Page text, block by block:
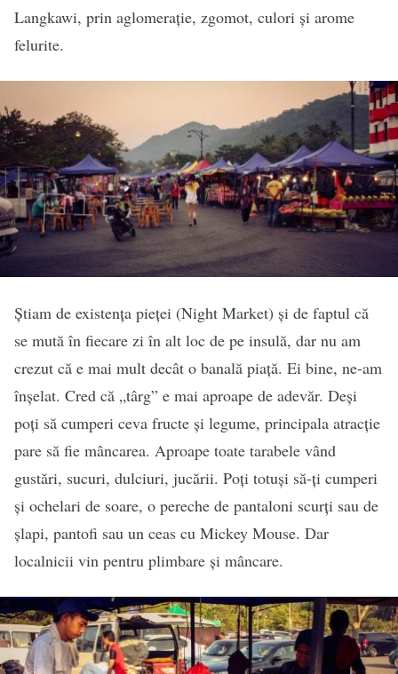
Langkawi, prin aglomerație, zgomot, culori și arome
felurite.
Știam de existența pieței (Night Market) și de faptul că
se mută în fiecare zi în alt loc de pe insulă, dar nu am
crezut că e mai mult decât o banală piață. Ei bine, ne-am
înșelat. Cred că „târg” e mai aproape de adevăr. Deși
poți să cumperi ceva fructe și legume, principala atracție
pare să fie mâncarea. Aproape toate tarabele vând
gustări, sucuri, dulciuri, jucării. Poți totuși să-ți cumperi
și ochelari de soare, o pereche de pantaloni scurți sau de
șlapi, pantofi sau un ceas cu Mickey Mouse. Dar
localnicii vin pentru plimbare și mâncare.